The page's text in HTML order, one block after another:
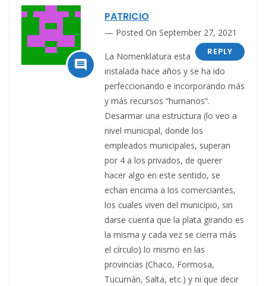

PATRICIO
Posted On September 27, 2021
REPLY
La Nomenklatura esta
instalada hace años y se ha ido
perfeccionando e incorporando más
y más recursos “humanos”.
Desarmar una estructura (lo veo a
nivel municipal, donde los
empleados municipales, superan
por 4 a los privados, de querer
hacer algo en este sentido, se
echan encima a los comerciantes,
los cuales viven del municipio, sin
darse cuenta que la plata girando es
la misma y cada vez se cierra más
el círculo) lo mismo en las
provincias (Chaco, Formosa,
Tucumán, Salta, etc.) y ni que decir